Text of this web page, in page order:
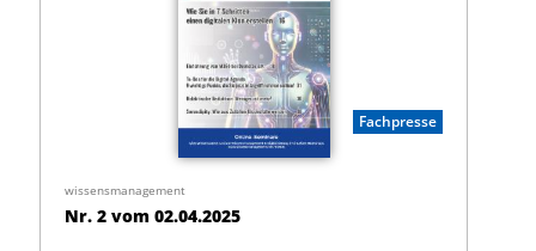
Fachpresse
wissensmanagement
Nr. 2 vom 02.04.2025